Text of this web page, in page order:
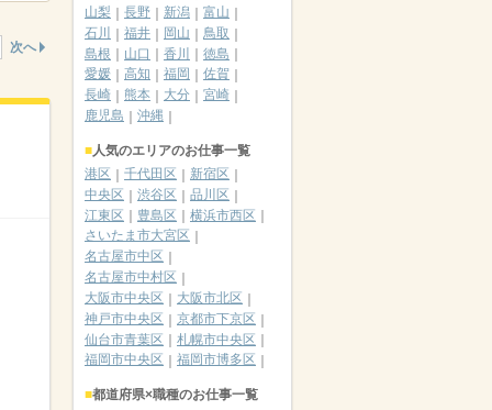
次へ
山梨
長野 新潟
富山
石川
福井 岡山
鳥取
島根
山口 香川
徳島
愛媛
高知 福岡
佐賀
長崎
熊本 大分
宮崎
鹿児島
沖縄
人気のエリアのお仕事一覧
港区
千代田区
新宿区
中央区
渋谷区
品川区
江東区
豊島区
横浜市西区
さいたま市大宮区
名古屋市中区
名古屋市中村区
大阪市中央区
大阪市北区
神戸市中央区
京都市下京区
仙台市青葉区
札幌市中央区
福岡市中央区
福岡市博多区
都道府県×職種のお仕事一覧